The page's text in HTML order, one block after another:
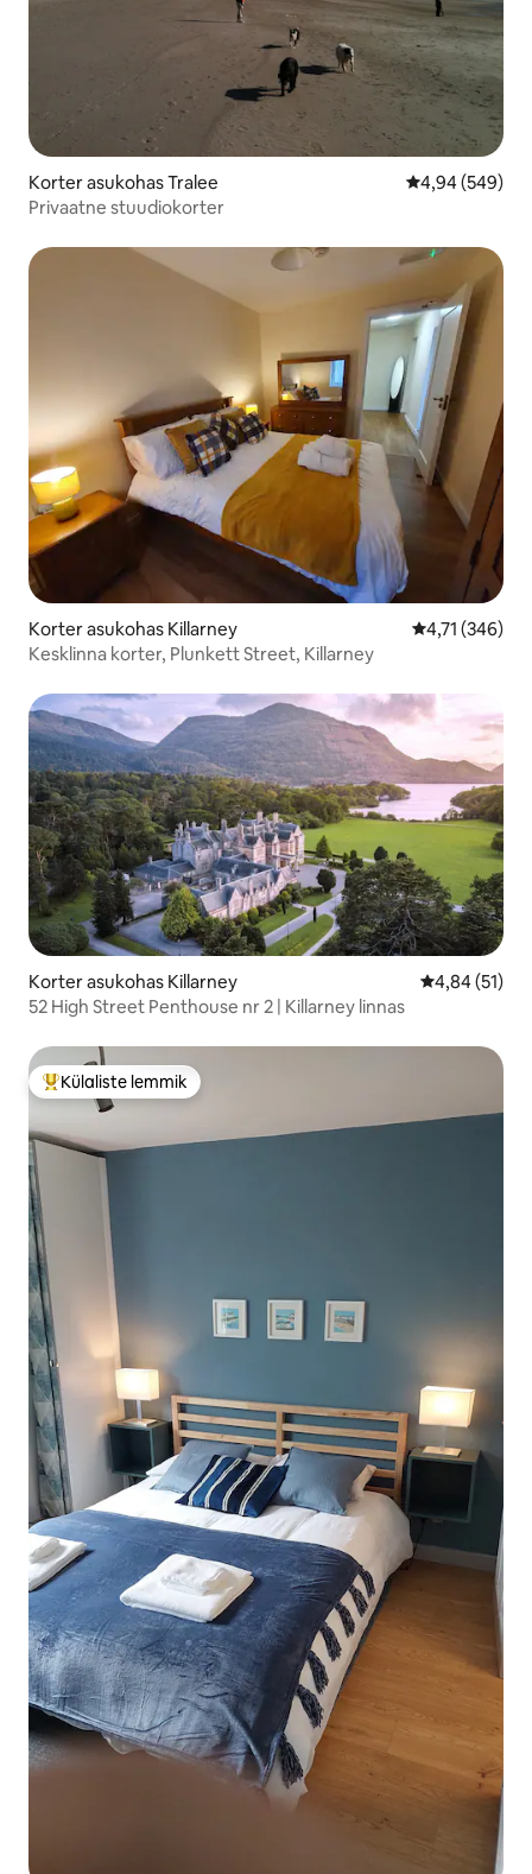
Korter asukohas Tralee Keskmine
4,94 (549)
Privaatne stuudiokorter
Korter asukohas Killarney Keskmine
4,71 (346)
Kesklinna korter, Plunkett Street, Killarney
Korter asukohas Killarney Keskmine
4,84 (51)
52 High Street Penthouse nr 2 | Killarney linnas
Külaliste suur lemmik
Külaliste lemmik